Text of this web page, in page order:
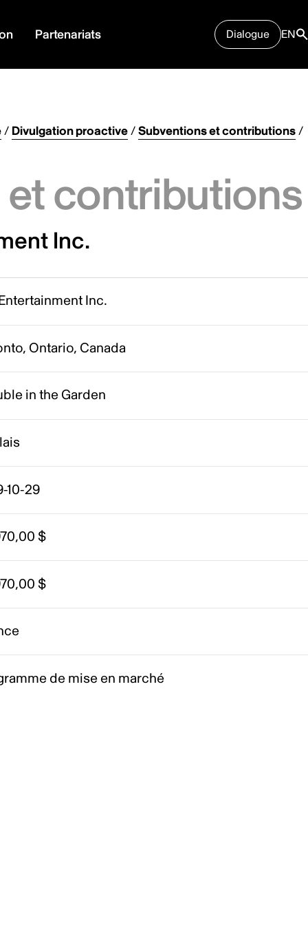
Partenariats Dialogue EN
/ Divulgation proactive/Subventions et contributions/
contributions
Inc.
Inc.
Ontario, Canada
in the Garden
10-29
$
$
de mise en marché